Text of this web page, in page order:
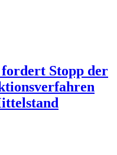
fordert Stopp der